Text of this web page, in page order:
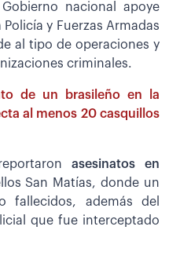
nacional apoye
y Fuerzas Armadas
al tipo de operaciones y
criminales.
de un brasileño en la
al menos 20 casquillos
asesinatos en
San Matías, donde un
fallecidos, además del
que fue interceptado